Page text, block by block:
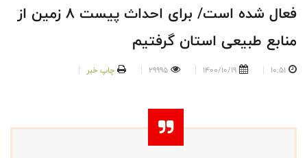
فعال شده است/ برای احداث پیست ۸ زمین از
منابع طبیعی استان گرفتیم
10:51
1400/10/19
29995 چاپ خبر